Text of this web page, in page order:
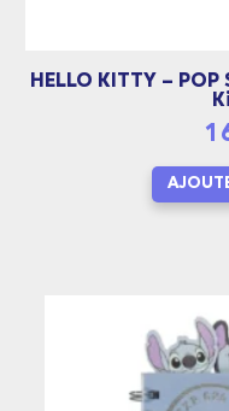
HELLO KITTY –